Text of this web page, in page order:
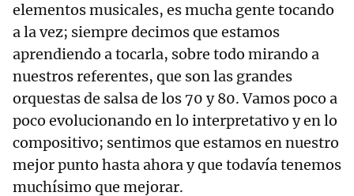
elementos musicales, es mucha gente tocando
a la vez; siempre decimos que estamos
aprendiendo a tocarla, sobre todo mirando a
nuestros referentes, que son las grandes
orquestas de salsa de los 70 y 80. Vamos poco a
poco evolucionando en lo interpretativo y en lo
compositivo; sentimos que estamos en nuestro
mejor punto hasta ahora y que todavía tenemos
muchísimo que mejorar.